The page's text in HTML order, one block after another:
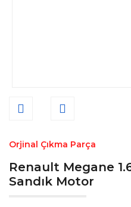
Orjinal Çıkma Parça
Renault Megane
Sandık Motor